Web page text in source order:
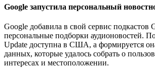
Google запустила персональный
Google добавила в свой сервис подкастов
персональные подборки аудионовостей.
Update доступна в США, а формируется
данных, которые удалось собрать о
интересах и местоположении.